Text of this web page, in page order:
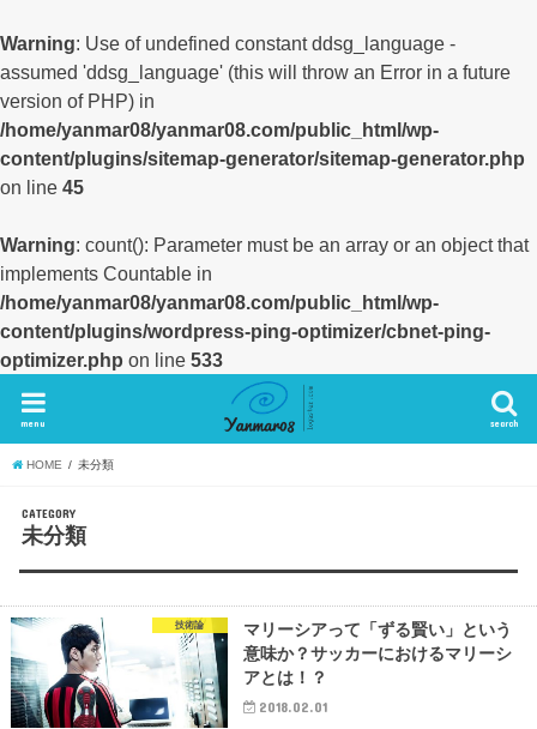
Warning: Use of undefined constant ddsg_language -
assumed 'ddsg_language' (this will throw an Error in a future
version of PHP) in
/home/yanmar08/yanmar08.com/public_html/wp-
content/plugins/sitemap-generator/sitemap-generator.php
on line 45
Warning: count(): Parameter must be an array or an object that
implements Countable in
/home/yanmar08/yanmar08.com/public_html/wp-
content/plugins/wordpress-ping-optimizer/cbnet-ping-
optimizer.php on line 533
search
menu
HOME 未分類
CATEGORY
未分類
技術論
マリーシアって「ずる賢い」という
意味か？サッカーにおけるマリーシ
アとは！？
2018.02.01